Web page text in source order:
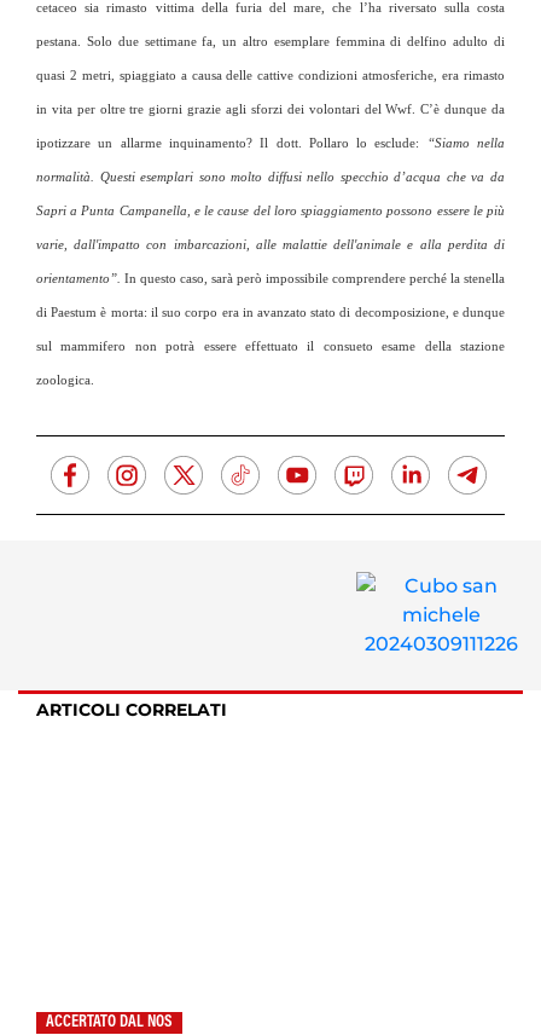
cetaceo sia rimasto vittima della furia del mare, che l’ha riversato sulla costa
pestana. Solo due settimane fa, un altro esemplare femmina di delfino adulto di
quasi 2 metri, spiaggiato a causa delle cattive condizioni atmosferiche, era rimasto
in vita per oltre tre giorni grazie agli sforzi dei volontari del Wwf. C’è dunque da
ipotizzare un allarme inquinamento? Il dott. Pollaro lo esclude: “Siamo nella
normalità. Questi esemplari sono molto diffusi nello specchio d’acqua che va da
Sapri a Punta Campanella, e le cause del loro spiaggiamento possono essere le più
varie, dall'impatto con imbarcazioni, alle malattie dell'animale e alla perdita di
orientamento”. In questo caso, sarà però impossibile comprendere perché la stenella
di Paestum è morta: il suo corpo era in avanzato stato di decomposizione, e dunque
sul mammifero non potrà essere effettuato il consueto esame della stazione
zoologica.
ARTICOLI CORRELATI
ACCERTATO DAL NOS